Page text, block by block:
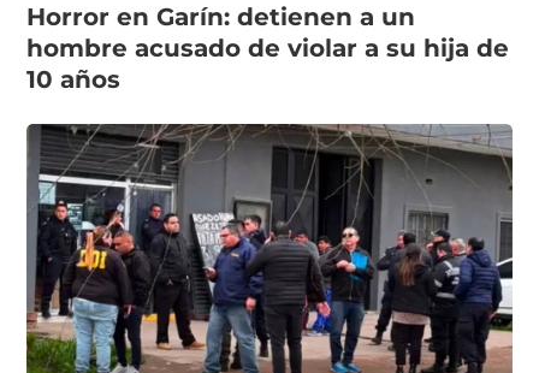
Horror en Garín: detienen a un
hombre acusado de violar a su hija de
10 años